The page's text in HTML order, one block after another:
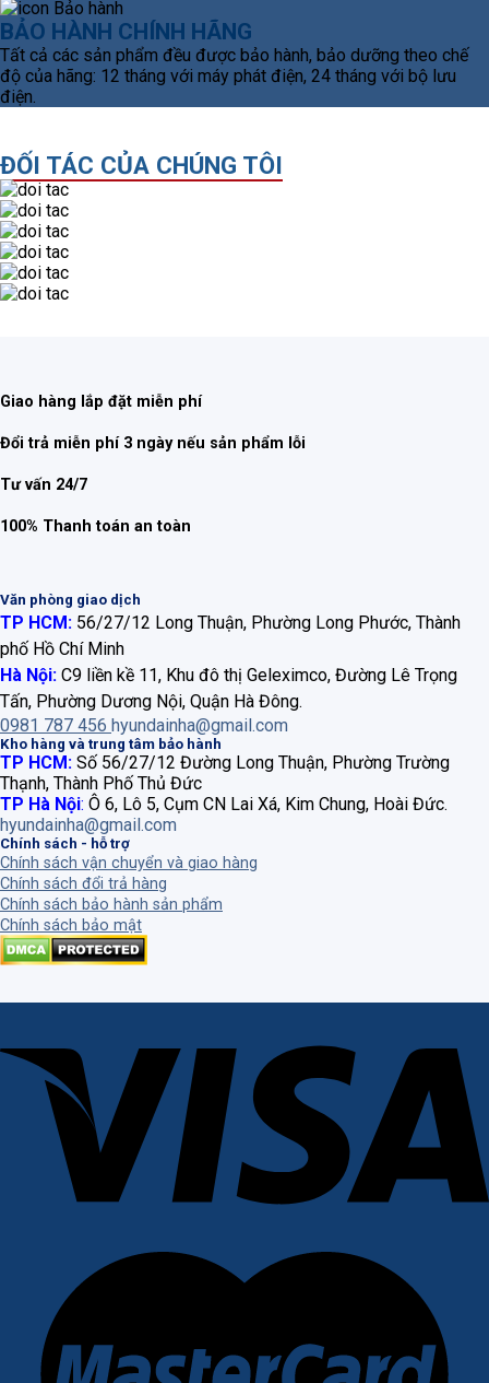
BẢO HÀNH CHÍNH HÃNG
Tất cả các sản phẩm đều được bảo hành, bảo dưỡng theo chế
độ của hãng: 12 tháng với máy phát điện, 24 tháng với bộ lưu
điện.
ĐỐI TÁC CỦA CHÚNG TÔI
Giao hàng lắp đặt miễn phí
Đổi trả miễn phí 3 ngày nếu sản phẩm lỗi
Tư vấn 24/7
100% Thanh toán an toàn
Văn phòng giao dịch
TP HCM: 56/27/12 Long Thuận, Phường Long Phước, Thành
phố Hồ Chí Minh
Hà Nội: C9 liền kề 11, Khu đô thị Geleximco, Đường Lê Trọng
Tấn, Phường Dương Nội, Quận Hà Đông.
0981 787 456 hyundainha@gmail.com
Kho hàng và trung tâm bảo hành
TP HCM: Số 56/27/12 Đường Long Thuận, Phường Trường
Thạnh, Thành Phố Thủ Đức
TP Hà Nội: Ô 6, Lô 5, Cụm CN Lai Xá, Kim Chung, Hoài Đức.
hyundainha@gmail.com
Chính sách - hỗ trợ
Chính sách vận chuyển và giao hàng
Chính sách đổi trả hàng
Chính sách bảo hành sản phẩm
Chính sách bảo mật